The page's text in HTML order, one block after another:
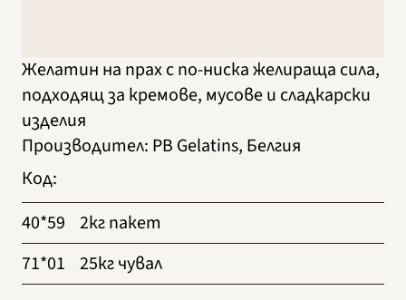
Желатин на прах с по-ниска желираща сила,
подходящ за кремове, мусове и сладкарски
изделия
Производител: PB Gelatins, Белгия
Код:
40*59
2кг пакет
71*01
25кг чувал